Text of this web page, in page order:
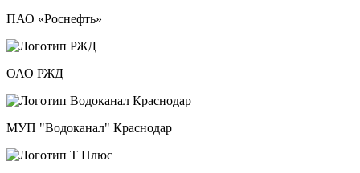
ПАО «Роснефть»
ОАО РЖД
МУП "Водоканал" Краснодар